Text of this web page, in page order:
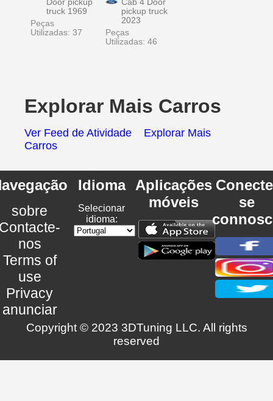
Door pickup
truck 1969
Peças
Utilizadas: 37
Cab 4 Door
pickup truck
2023
Peças
Utilizadas: 46
Explorar Mais Carros
Ver Feed de Atividade
Explorar Mais
Carros
sobre
nos
Terms of
use
Privacy
anunciar
Idioma
Selecionar
idioma:
Aplicações
móveis
se
Copyright © 2023 3DTuning LLC. All rights
reserved